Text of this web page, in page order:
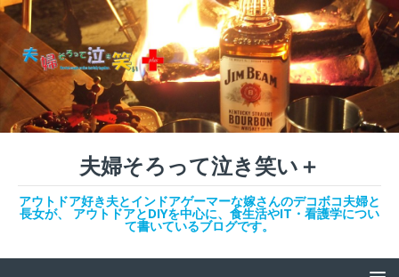
夫婦そろって泣き笑い＋
アウトドア好き夫とインドアゲーマーな嫁さんのデコボコ夫婦と
長女が、 アウトドアとDIYを中心に、食生活やIT・看護学につい
て書いているブログです。